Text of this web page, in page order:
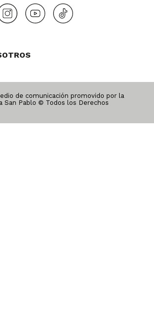
de comunicación promovido por la
San Pablo © Todos los Derechos